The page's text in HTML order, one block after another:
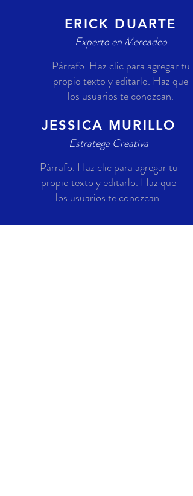
ERICK DUARTE
Experto en Mercadeo
Párrafo. Haz clic para agregar tu
propio texto y editarlo. Haz que
los usuarios te conozcan.
JESSICA MURILLO
Estratega Creativa
Párrafo. Haz clic para agregar tu
propio texto y editarlo. Haz que
los usuarios te conozcan.